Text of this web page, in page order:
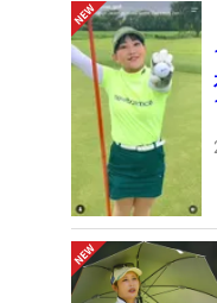
ジュニアの前で実
って意義深い一日
日となった。
「とっても興奮し
が増える」と会見
つ。この勝利でツ
残り試合へのフル
ュージャージー州